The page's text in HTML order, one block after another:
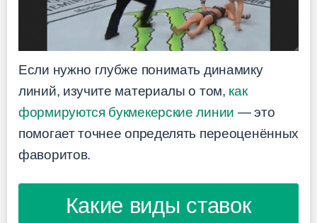
Если нужно глубже понимать динамику
линий, изучите материалы о том, как
формируются букмекерские линии — это
помогает точнее определять переоценённых
фаворитов.
Какие виды ставок